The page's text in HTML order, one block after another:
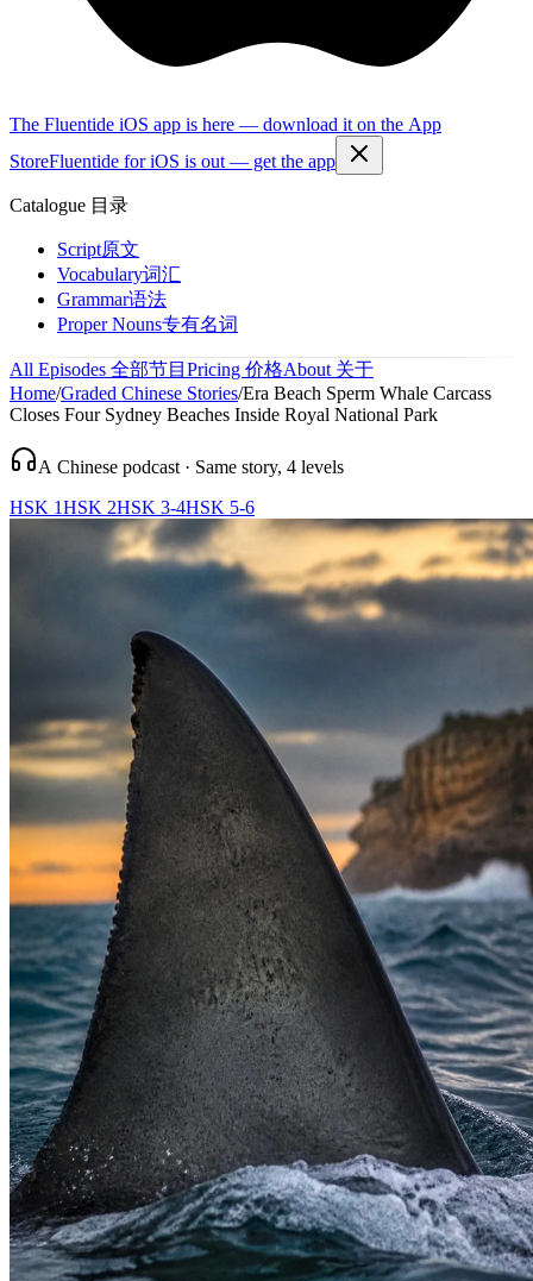
The Fluentide iOS app is here — download it on the App
StoreFluentide for iOS is out — get the app
Catalogue 目录
Script原文
Vocabulary词汇
Grammar语法
Proper Nouns专有名词
All Episodes 全部节目 Pricing 价格About 关于
Home/Graded Chinese Stories/Era Beach Sperm Whale Carcass
Closes Four Sydney Beaches Inside Royal National Park
A Chinese podcast · Same story, 4 levels
HSK 1HSK 2HSK 3-4HSK 5-6